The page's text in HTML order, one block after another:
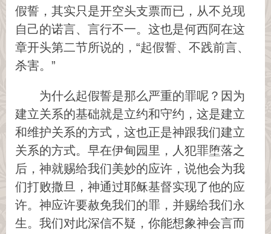
假誓，其实只是开空头支票而已，从不兑现
自己的诺言、言行不一。这也是何西阿在这
章开头第二节所说的，“起假誓、不践前言、
杀害。”
为什么起假誓是那么严重的罪呢？因为
建立关系的基础就是立约和守约，这是建立
和维护关系的方式，这也正是神跟我们建立
关系的方式。早在伊甸园里，人犯罪堕落之
后，神就赐给我们美妙的应许，说他会为我
们打败撒旦，神通过耶稣基督实现了他的应
许。神应许要赦免我们的罪，并赐给我们永
生。我们对此深信不疑，你能想象神会言而